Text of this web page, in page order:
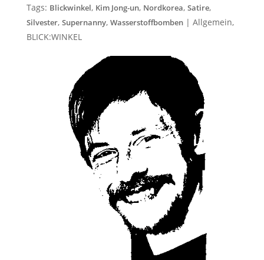
Tags: Blickwinkel, Kim Jong-un, Nordkorea, Satire,
Silvester, Supernanny, Wasserstoffbomben| Allgemein,
BLICK:WINKEL